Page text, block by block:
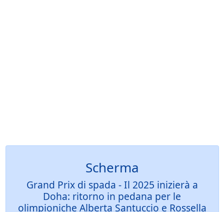
Scherma
Grand Prix di spada - Il 2025 inizierà a
Doha: ritorno in pedana per le
olimpioniche Alberta Santuccio e Rossella